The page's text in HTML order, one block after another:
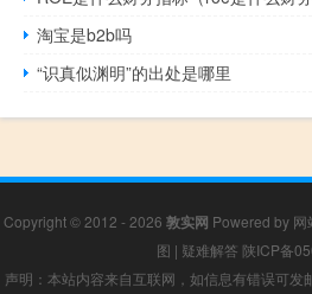
淘宝是b2b吗
“识真似渊明”的出处是哪里
Copyright © 2012 - 2026 敦实网 Powered by 网
图 | 疑难解答 陕ICP备
声明：本站内容来自互联网，如信息有错误可